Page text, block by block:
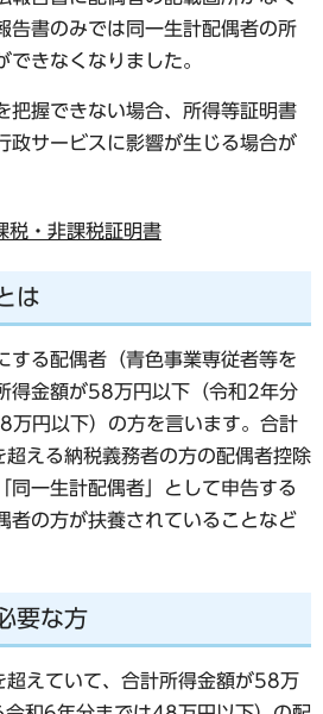
告書のみでは同一生計配偶者の所
きなくなりました。
把握できない場合、所得等証明書
政サービスに影響が生じる場合が
・非課税証明書
は
する配偶者（青色事業専従者等を
得金額が58万円以下（令和2年分
万円以下）の方を言います。合計
える納税義務者の方の配偶者控除
同一生計配偶者」として申告する
者の方が扶養されていることなど
要な方
えていて、合計所得金額が58万